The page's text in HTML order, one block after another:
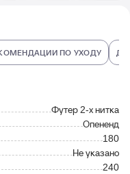
ПО УХОДУ
Футер 2-х нитка
Опененд
180
Не указано
240